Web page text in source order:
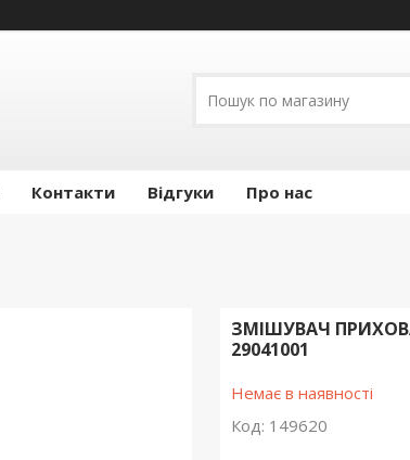
Контакти Відгуки Про нас
ЗМІШУВАЧ
29041001
Немає в наявності
Код: 149620